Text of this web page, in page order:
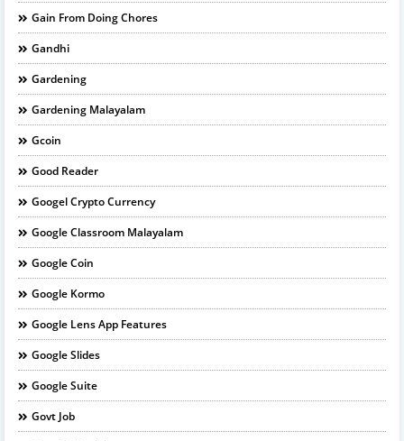
Gain From Doing Chores
Gandhi
Gardening
Gardening Malayalam
Gcoin
Good Reader
Googel Crypto Currency
Google Classroom Malayalam
Google Coin
Google Kormo
Google Lens App Features
Google Slides
Google Suite
Govt Job